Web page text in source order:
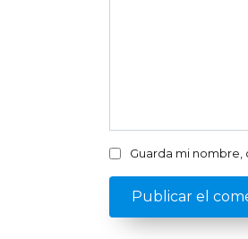
Guarda mi